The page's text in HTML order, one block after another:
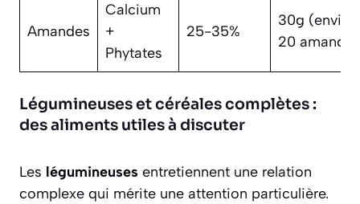
Amandes
Calcium
+
Phytates
25-35%
30g
20
Légumineuses et céréales complètes :
des aliments utiles à discuter
Les légumineuses entretiennent une relation
complexe qui mérite une attention particulière.